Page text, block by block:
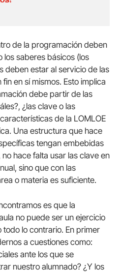
de la programación deben
los saberes básicos (los
deben estar al servicio de las
en sí mismos. Esto implica
debe partir de las
¿las clave o las
de la LOMLOE
Una estructura que hace
tengan embebidas
hace falta usar las clave en
sino que con las
o materia es suficiente.
es que la
no puede ser un ejercicio
lo contrario. En primer
a cuestiones como:
ante los que se
nuestro alumnado? ¿Y los